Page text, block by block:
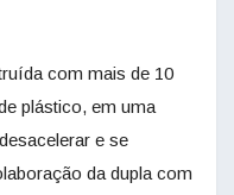
com mais de 10
plástico, em uma
e se
da dupla com